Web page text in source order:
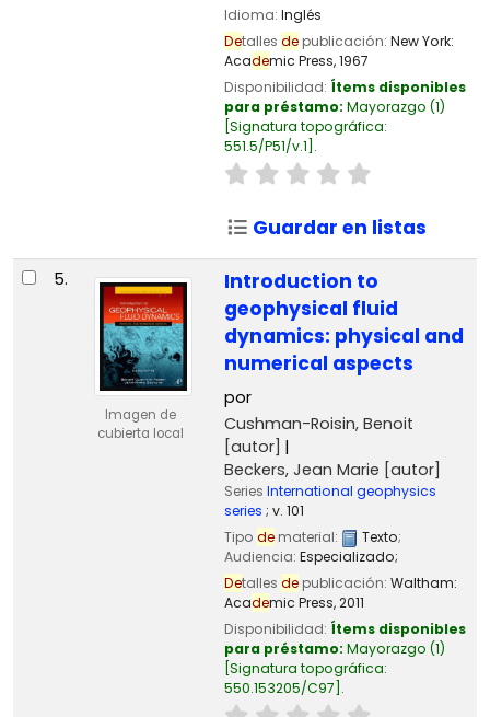
Idioma: Inglés
Detalles depublicación: New York:
Academic Press,1967
Disponibilidad: Ítems disponibles
para préstamo: Mayorazgo (1)
Signatura topográfica:
551.5/P51/v.1 .
Guardar en listas
5.
Imagen de
cubierta local
Introduction to
geophysical fluid
dynamics: physical and
numerical aspects
por
Cushman-Roisin, Benoit
[autor]
Beckers, Jean Marie [autor]
Series International geophysics
series ; v. 101
Tipo dematerial: Texto;
Audiencia: Especializado;
Detalles depublicación: Waltham:
Academic Press,2011
Disponibilidad: Ítems disponibles
para préstamo: Mayorazgo (1)
Signatura topográfica:
550.153205/C97 .